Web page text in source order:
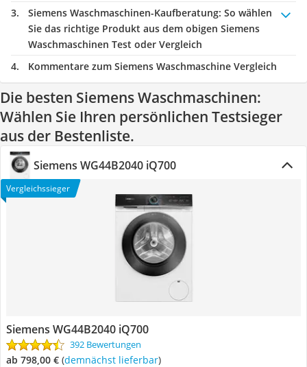
Siemens Waschmaschinen-Kaufberatung: So wählen
Sie das richtige Produkt aus dem obigen Siemens
Waschmaschinen Test oder Vergleich
Kommentare zum Siemens Waschmaschine Vergleich
Die besten Siemens Waschmaschinen:
Wählen Sie Ihren persönlichen Testsieger
aus der Bestenliste.
Siemens WG44B2040 iQ700
Vergleichssieger
Siemens WG44B2040 iQ700
392 Bewertungen
ab 798,00 € ( Demnächst lieferbar)